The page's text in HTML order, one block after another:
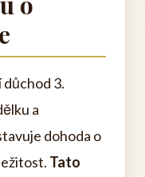
3.
a
dohoda o
Tato